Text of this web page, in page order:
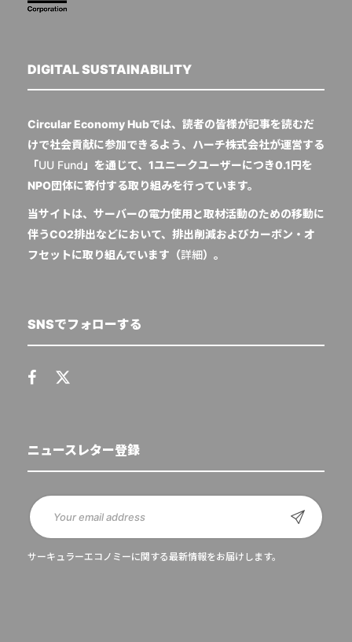
DIGITAL SUSTAINABILITY
Circular Economy Hubでは、読者の皆様が記事を読むだ
けで社会貢献に参加できるよう、ハーチ株式会社が運営する
「UU Fund 」を通じて、1ユニークユーザーにつき0.1円を
NPO団体に寄付する取り組みを行っています。
当サイトは、サーバーの電力使用と取材活動のための移動に
伴うCO2排出などにおいて、排出削減およびカーボン・オ
フセットに取り組んでいます（詳細）。
SNSでフォローする
ニュースレター登録
サーキュラーエコノミーに関する最新情報をお届けします。